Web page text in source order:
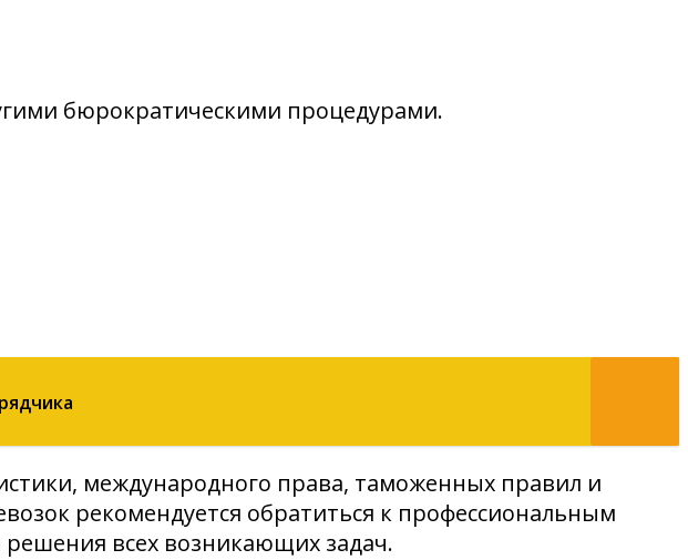
бюрократическими процедурами.
международного права, таможенных правил и
рекомендуется обратиться к профессиональным
всех возникающих задач.